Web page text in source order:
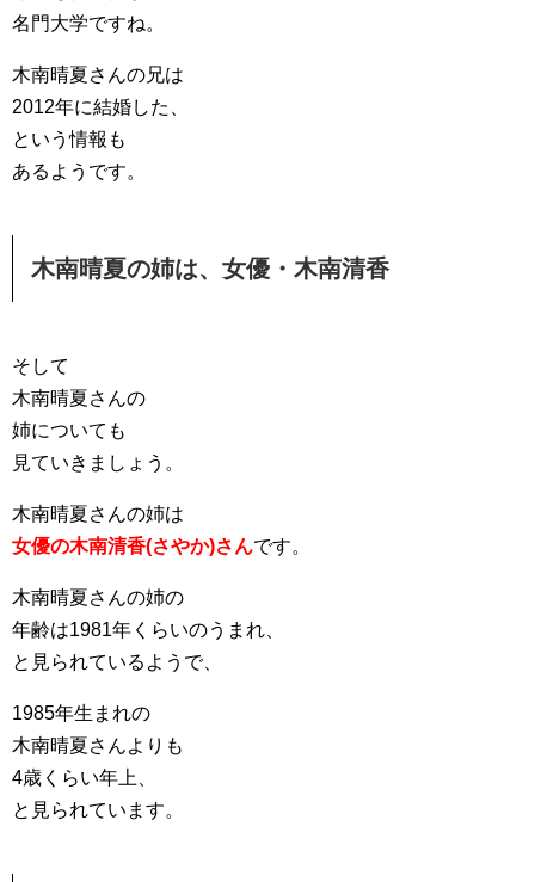
名門大学ですね。
木南晴夏さんの兄は
2012年に結婚した、
という情報も
あるようです。
木南晴夏の姉は、女優・木南清香
そして
木南晴夏さんの
姉についても
見ていきましょう。
木南晴夏さんの姉は
女優の木南清香(さやか)さんです。
木南晴夏さんの姉の
年齢は1981年くらいのうまれ、
と見られているようで、
1985年生まれの
木南晴夏さんよりも
4歳くらい年上、
と見られています。